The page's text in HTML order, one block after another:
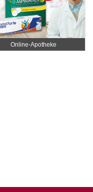
Online‑Apotheke